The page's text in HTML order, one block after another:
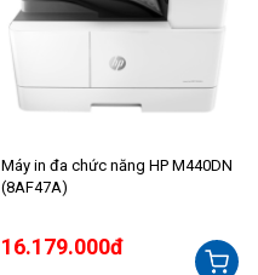
Máy in đa chức năng HP M440DN
(8AF47A)
16.179.000đ